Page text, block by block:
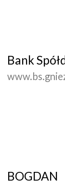
Bank
BOGDAN